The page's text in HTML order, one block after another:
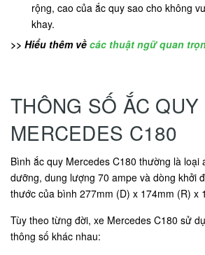
rộng, cao của ắc quy sao cho không
khay.
>> Hiểu thêm về các thuật ngữ quan
THÔNG SỐ ẮC
MERCEDES C180
Bình ắc quy Mercedes C180 thường là loại
dưỡng, dung lượng 70 ampe và dòng khởi
thước của bình 277mm (D) x 174mm (R) x
Tùy theo từng đời, xe Mercedes C180 sử
thông số khác nhau: